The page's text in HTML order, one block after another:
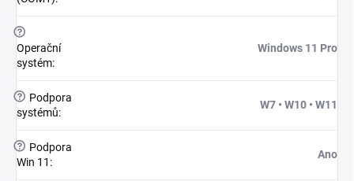
?
Operační
systém:
Windows 11 Pro
?
Podpora
systémů:
W7 • W10 • W11
?
Podpora
Win 11 :
Ano